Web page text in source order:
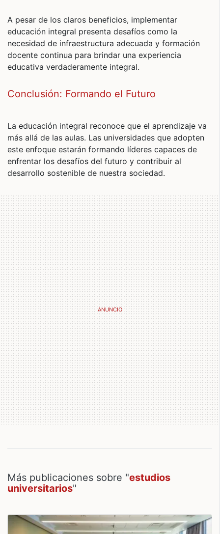
A pesar de los claros beneficios, implementar
educación integral presenta desafíos como la
necesidad de infraestructura adecuada y formación
docente continua para brindar una experiencia
educativa verdaderamente integral.
Conclusión: Formando el Futuro
La educación integral reconoce que el aprendizaje va
más allá de las aulas. Las universidades que adopten
este enfoque estarán formando líderes capaces de
enfrentar los desafíos del futuro y contribuir al
desarrollo sostenible de nuestra sociedad.
Más publicaciones sobre "estudios
universitarios"